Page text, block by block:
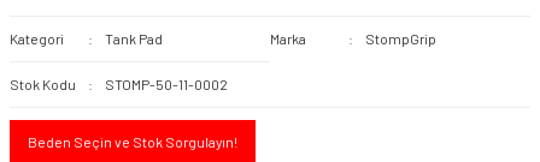
Kategori Tank Pad Marka StompGrip
Stok Kodu STOMP-50-11-0002
Beden Seçin ve Stok Sorgulayın!